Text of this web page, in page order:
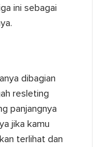
ini sebagai
dibagian
resleting
panjangnya
jika kamu
terlihat dan